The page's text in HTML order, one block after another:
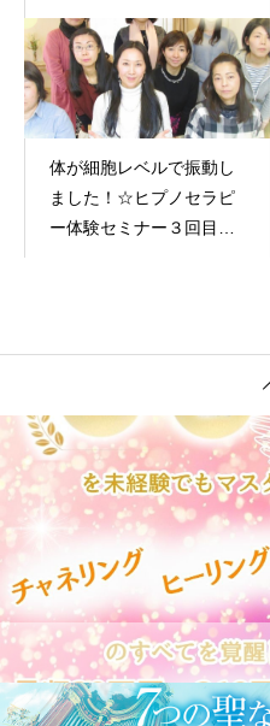
体が細胞レベルで振動し
ました！☆ヒプノセラピ
ー体験セミナー３回目レ